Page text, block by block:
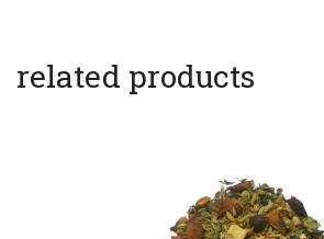
related products